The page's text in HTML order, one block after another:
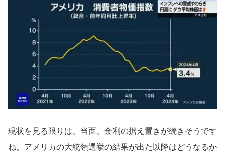
現状を見る限りは、当面、金利の据え置きが続きそうです
ね。アメリカの大統領選挙の結果が出た以降はどうなるか